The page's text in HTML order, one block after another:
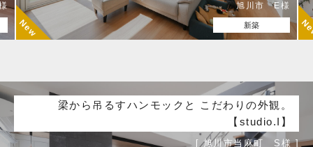
新築
梁から吊るすハンモックと こだわりの外観。
【studio.I】
[ 旭川市当麻町 S様 ]